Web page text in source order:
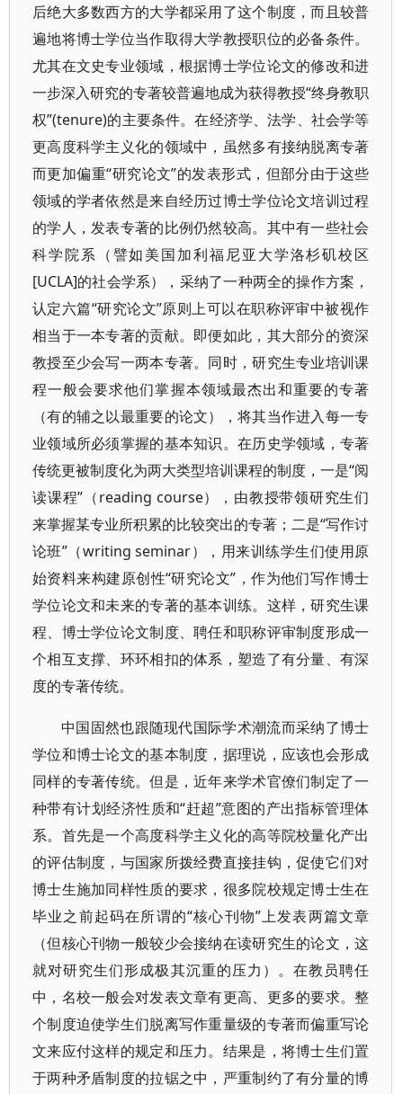
后绝大多数西方的大学都采用了这个制度，而且较普
遍地将博士学位当作取得大学教授职位的必备条件。
尤其在文史专业领域，根据博士学位论文的修改和进
一步深入研究的专著较普遍地成为获得教授“终身教职
权”(tenure)的主要条件。在经济学、法学、社会学等
更高度科学主义化的领域中，虽然多有接纳脱离专著
而更加偏重“研究论文”的发表形式，但部分由于这些
领域的学者依然是来自经历过博士学位论文培训过程
的学人，发表专著的比例仍然较高。其中有一些社会
科学院系（譬如美国加利福尼亚大学洛杉矶校区
[UCLA]的社会学系），采纳了一种两全的操作方案，
认定六篇“研究论文”原则上可以在职称评审中被视作
相当于一本专著的贡献。即便如此，其大部分的资深
教授至少会写一两本专著。同时，研究生专业培训课
程一般会要求他们掌握本领域最杰出和重要的专著
（有的辅之以最重要的论文），将其当作进入每一专
业领域所必须掌握的基本知识。在历史学领域，专著
传统更被制度化为两大类型培训课程的制度，一是“阅
读课程”（reading course），由教授带领研究生们
来掌握某专业所积累的比较突出的专著；二是“写作讨
论班”（writing seminar），用来训练学生们使用原
始资料来构建原创性“研究论文”，作为他们写作博士
学位论文和未来的专著的基本训练。这样，研究生课
程、博士学位论文制度、聘任和职称评审制度形成一
个相互支撑、环环相扣的体系，塑造了有分量、有深
度的专著传统。
中国固然也跟随现代国际学术潮流而采纳了博士
学位和博士论文的基本制度，据理说，应该也会形成
同样的专著传统。但是，近年来学术官僚们制定了一
种带有计划经济性质和“赶超”意图的产出指标管理体
系。首先是一个高度科学主义化的高等院校量化产出
的评估制度，与国家所拨经费直接挂钩，促使它们对
博士生施加同样性质的要求，很多院校规定博士生在
毕业之前起码在所谓的“核心刊物”上发表两篇文章
（但核心刊物一般较少会接纳在读研究生的论文，这
就对研究生们形成极其沉重的压力）。在教员聘任
中，名校一般会对发表文章有更高、更多的要求。整
个制度迫使学生们脱离写作重量级的专著而偏重写论
文来应付这样的规定和压力。结果是，将博士生们置
于两种矛盾制度的拉锯之中，严重制约了有分量的博